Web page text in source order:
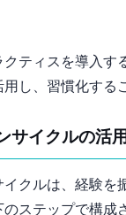
クティスを導入す
し、習慣化する
ンサイクルの活用
サイクルは、経験
6ステップで構成